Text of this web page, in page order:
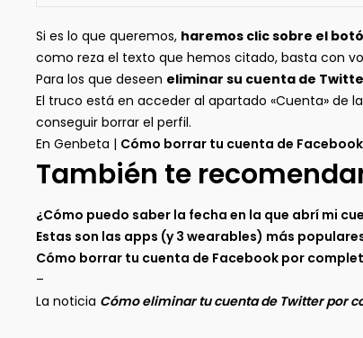
Si es lo que queremos, haremos clic sobre el
como reza el texto que hemos citado, basta con
Para los que deseen eliminar su cuenta de
El truco está en acceder al apartado «Cuenta» de
conseguir borrar el perfil.
En Genbeta | Cómo borrar tu cuenta de
También te
¿Cómo puedo saber la fecha en la que abrí mi
Estas son las apps (y 3 wearables) más
Cómo borrar tu cuenta de Facebook por
–
La noticia Cómo eliminar tu cuenta de Twitter por